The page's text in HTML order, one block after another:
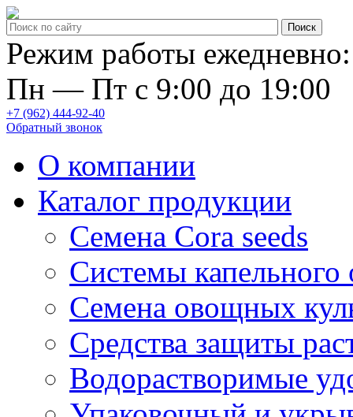
Режим работы ежедневно:
Пн — Пт с 9:00 до 19:00
+7 (962) 444-92-40
Обратный звонок
О компании
Каталог продукции
Семена Cora seeds
Системы
Семена овощных
Средства защиты
Водорастворимые